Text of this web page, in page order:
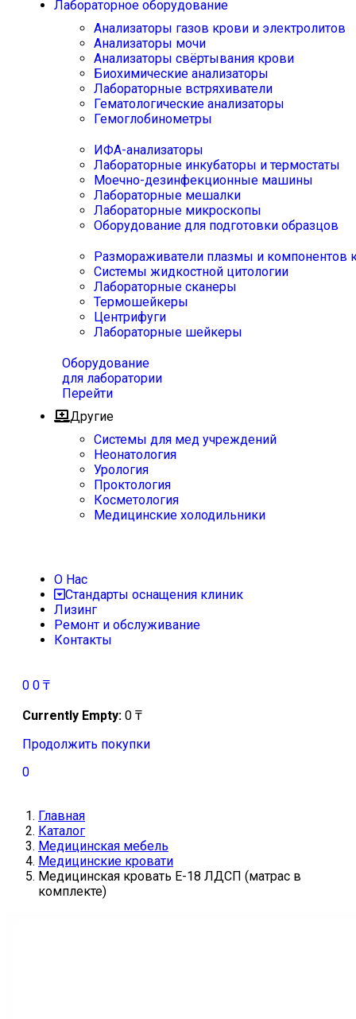
Лабораторное оборудование
Анализаторы газов крови и электролитов
Анализаторы мочи
Анализаторы свёртывания крови
Биохимические анализаторы
Лабораторные встряхиватели
Гематологические анализаторы
Гемоглобинометры
ИФА-анализаторы
Лабораторные инкубаторы и термостаты
Моечно-дезинфекционные машины
Лабораторные мешалки
Лабораторные микроскопы
Оборудование для подготовки образцов
Размораживатели плазмы и компонентов
Системы жидкостной цитологии
Лабораторные сканеры
Термошейкеры
Центрифуги
Лабораторные шейкеры
Оборудование
для лаборатории
Перейти
Другие
Системы для мед учреждений
Неонатология
Урология
Проктология
Косметология
Медицинские холодильники
О Нас
Стандарты оснащения клиник
Лизинг
Ремонт и обслуживание
Контакты
0 0 ₸
Currently Empty: 0 ₸
Продолжить покупки
0
Главная
Каталог
Медицинская мебель
Медицинские кровати
Медицинская кровать Е-18 ЛДСП (матрас в
комплекте)